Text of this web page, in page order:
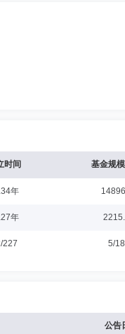
时间 基金规
年
年
227 5/
公告